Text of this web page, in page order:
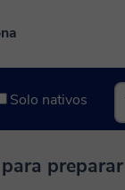
Solo nativos